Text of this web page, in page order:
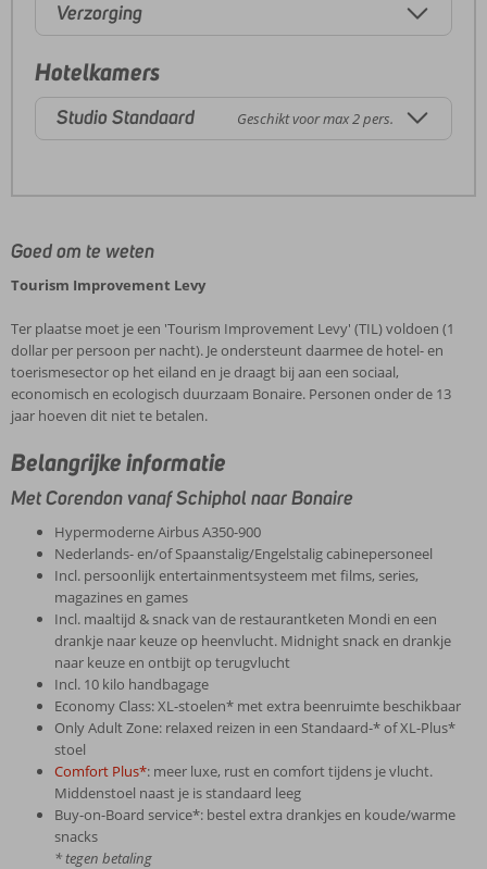
Verzorging
Hotelkamers
Studio Standaard Geschikt voor max 2 pers.
Goed om te weten
Tourism Improvement Levy
Ter plaatse moet je een 'Tourism Improvement Levy' (TIL) voldoen (1
dollar per persoon per nacht). Je ondersteunt daarmee de hotel- en
toerismesector op het eiland en je draagt bij aan een sociaal,
economisch en ecologisch duurzaam Bonaire. Personen onder de 13
jaar hoeven dit niet te betalen.
Belangrijke informatie
Met Corendon vanaf Schiphol naar Bonaire
Hypermoderne Airbus A350-900
Nederlands- en/of Spaanstalig/Engelstalig cabinepersoneel
Incl. persoonlijk entertainmentsysteem met films, series,
magazines en games
Incl. maaltijd & snack van de restaurantketen Mondi en een
drankje naar keuze op heenvlucht. Midnight snack en drankje
naar keuze en ontbijt op terugvlucht
Incl. 10 kilo handbagage
Economy Class: XL-stoelen* met extra beenruimte beschikbaar
Only Adult Zone: relaxed reizen in een Standaard-* of XL-Plus*
stoel
Comfort Plus*: meer luxe, rust en comfort tijdens je vlucht.
Middenstoel naast je is standaard leeg
Buy-on-Board service*: bestel extra drankjes en koude/warme
snacks
* tegen betaling